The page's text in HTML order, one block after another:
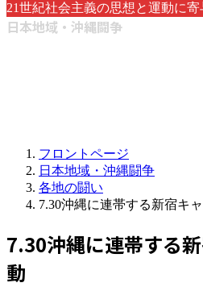
21世紀社会主義の思想と運動に
日本地域・沖縄闘争
フロントページ
日本地域・沖縄闘争
各地の闘い
7.30沖縄に連帯する新宿キ
7.30沖縄に連帯する
動